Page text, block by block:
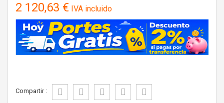
2 120,63 € IVA incluido
Compartir :